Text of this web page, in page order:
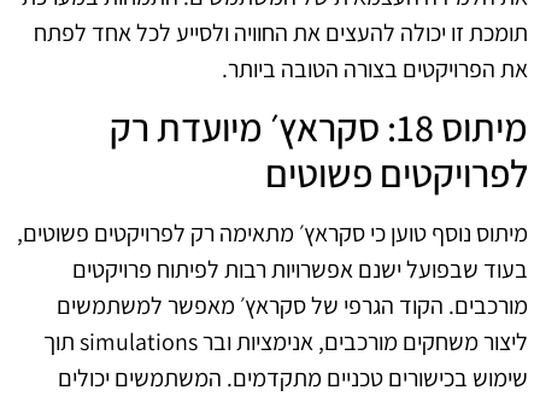
תומכת זו יכולה להעצים את החוויה ולסייע לכל אחד לפתח
את הפרויקטים בצורה הטובה ביותר.
מיתוס 18: סקראץ׳ מיועדת רק
לפרויקטים פשוטים
מיתוס נוסף טוען כי סקראץ׳ מתאימה רק לפרויקטים פשוטים,
בעוד שבפועל ישנם אפשרויות רבות לפיתוח פרויקטים
מורכבים. הקוד הגרפי של סקראץ׳ מאפשר למשתמשים
ליצור משחקים מורכבים, אנימציות ובר simulations תוך
שימוש בכישורים טכניים מתקדמים. המשתמשים יכולים